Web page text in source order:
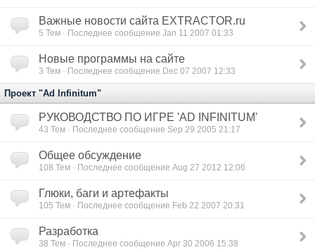
Важные новости сайта EXTRACTOR.ru
5 Тем · Последнее сообщение Jan 11 2007 01:33
Новые программы на сайте
3 Тем · Последнее сообщение Dec 07 2007 12:33
Проект "Ad Infinitum"
РУКОВОДСТВО ПО ИГРЕ 'AD INFINITUM'
43 Тем · Последнее сообщение Sep 29 2005 21:17
Общее обсуждение
108 Тем · Последнее сообщение Aug 27 2012 12:06
Глюки, баги и артефакты
105 Тем · Последнее сообщение Feb 22 2007 20:31
Разработка
38 Тем · Последнее сообщение Apr 30 2006 15:38